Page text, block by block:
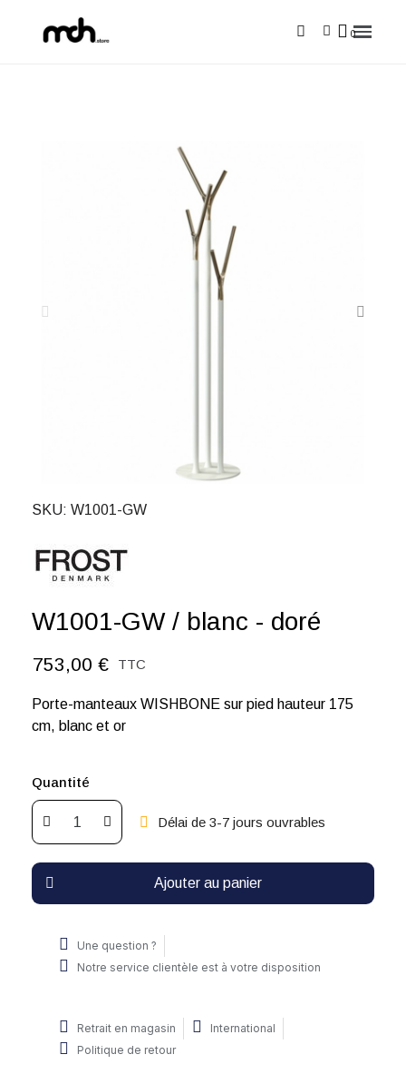
SKU W1001-GW
W1001-GW / blanc - doré
753,00 € TTC
Porte-manteaux WISHBONE sur pied hauteur 175
cm, blanc et or
Quantité
Délai de 3-7 jours ouvrables
Ajouter au panier
Une question ?
Notre service clientèle est à votre disposition
Retrait en magasin
International
Politique de retour